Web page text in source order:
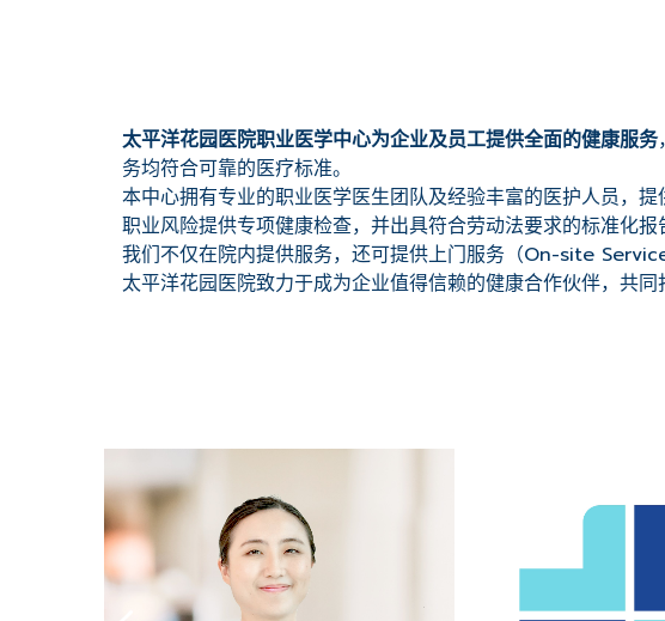
太平洋花园医院职业医学中心为企业及员工提供全面的健康服务
务均符合可靠的医疗标准。
本中心拥有专业的职业医学医生团队及经验丰富的医护人员，
职业风险提供专项健康检查，并出具符合劳动法要求的标准化报
我们不仅在院内提供服务，还可提供上门服务（On-site
太平洋花园医院致力于成为企业值得信赖的健康合作伙伴，共